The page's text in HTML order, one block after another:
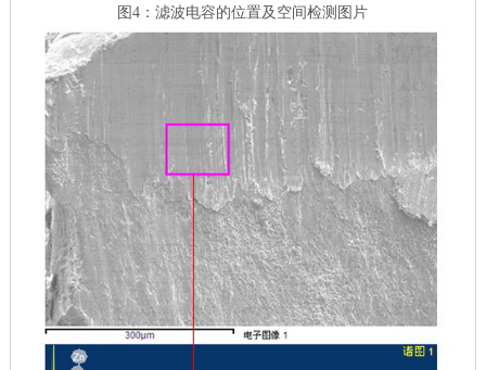
图4：滤波电容的位置及空间检测图片